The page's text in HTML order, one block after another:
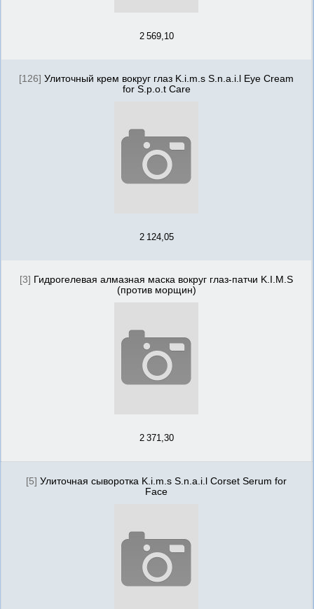
2 569,10
[126] Улиточный крем вокруг глаз K.i.m.s S.n.a.i.l Eye Cream
for S.p.o.t Care
2 124,05
[3] Гидрогелевая алмазная маска вокруг глаз-патчи K.I.M.S
(против морщин)
2 371,30
[5] Улиточная сыворотка K.i.m.s S.n.a.i.l Corset Serum for
Face